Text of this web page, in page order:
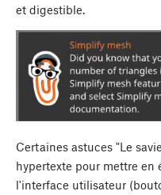
et digestible.
Certaines astuces "Le
hypertexte pour mettre en
l'interface utilisateur